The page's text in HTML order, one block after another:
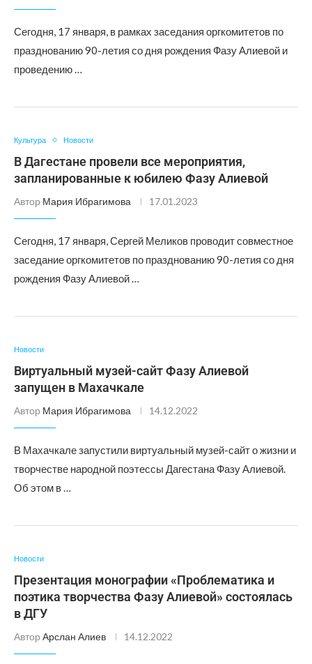
Сегодня, 17 января, в рамках заседания оргкомитетов по
празднованию 90-летия со дня рождения Фазу Алиевой и
проведению …
Культура Новости
В Дагестане провели все мероприятия,
запланированные к юбилею Фазу Алиевой
Автор Мария Ибрагимова 17.01.2023
Сегодня, 17 января, Сергей Меликов проводит совместное
заседание оргкомитетов по празднованию 90-летия со дня
рождения Фазу Алиевой …
Новости
Виртуальный музей-сайт Фазу Алиевой
запущен в Махачкале
Автор Мария Ибрагимова 14.12.2022
В Махачкале запустили виртуальный музей-сайт о жизни и
творчестве народной поэтессы Дагестана Фазу Алиевой.
Об этом в …
Новости
Презентация монографии «Проблематика и
поэтика творчества Фазу Алиевой» состоялась
в ДГУ
Автор Арслан Алиев 14.12.2022